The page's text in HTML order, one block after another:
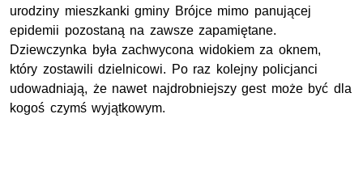
urodziny mieszkanki gminy Brójce mimo panującej
epidemii pozostaną na zawsze zapamiętane.
Dziewczynka była zachwycona widokiem za oknem,
który zostawili dzielnicowi. Po raz kolejny policjanci
udowadniają, że nawet najdrobniejszy gest może być dla
kogoś czymś wyjątkowym.